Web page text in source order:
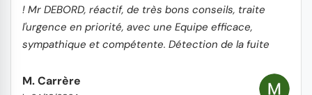
! Mr DEBORD, réactif, de très bons conseils, traite
l'urgence en priorité, avec une Equipe efficace,
sympathique et compétente. Détection de la fuite
nettoyage toiture, gouttières et remplacement tuiles
M. Carrère